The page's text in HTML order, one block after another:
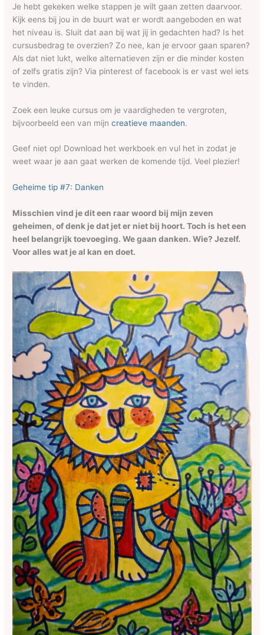
Je hebt gekeken welke stappen je wilt gaan zetten daarvoor.
Kijk eens bij jou in de buurt wat er wordt aangeboden en wat
het niveau is. Sluit dat aan bij wat jij in gedachten had? Is het
cursusbedrag te overzien? Zo nee, kan je ervoor gaan sparen?
Als dat niet lukt, welke alternatieven zijn er die minder kosten
of zelfs gratis zijn? Via pinterest of facebook is er vast wel iets
te vinden.
Zoek een leuke cursus om je vaardigheden te vergroten,
bijvoorbeeld een van mijncreatieve maanden.
Geef niet op! Download het werkboek en vul het in zodat je
weet waar je aan gaat werken de komende tijd. Veel plezier!
Geheime tip #7: Danken
Misschien vind je dit een raar woord bij mijn zeven
geheimen, of denk je dat jet er niet bij hoort. Toch is het een
heel belangrijk toevoeging. We gaan danken. Wie? Jezelf.
Voor alles wat je al kan en doet.